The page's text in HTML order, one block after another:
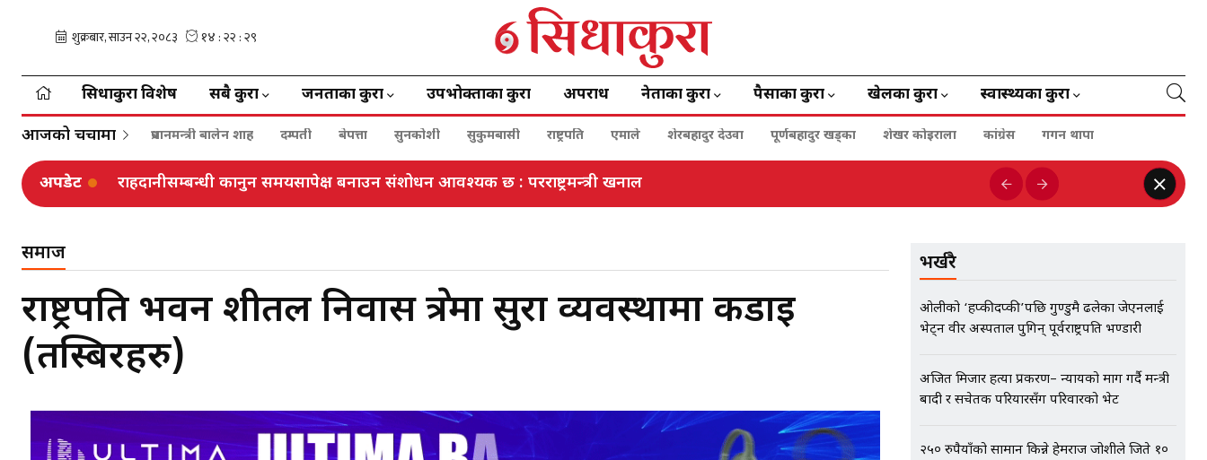
सिधाकुरा विशेष सबै कुरा जनताका कुरा उपभोक्ताका कुरा अपराध नेताका कुरा पैसाका कुरा खेलका कुरा स्वास्थ्यका कुरा
आजको चर्चामा प्रधानमन्त्री बालेन शाह दम्पती बेपत्ता सुनकोशी सुकुमबासी राष्ट्रपति एमाले शेरबहादुर देउवा पूर्णबहादुर खड्का शेखर कोइराला कांग्रेस गगन थापा
अपडेट राहदानीसम्बन्धी कानुन समयसापेक्ष बनाउन संशोधन आवश्यक छ : परराष्ट्रमन्त्री खनाल
समाज
राष्ट्रपति भवन शीतल निवास क्षेत्रमा सुरक्षा व्यवस्थामा कडाइ
(तस्बिरहरु)
भर्खरै
ओलीको ‘हप्कीदप्की’पछि गुण्डुमै ढलेका जेएनलाई
भेट्न वीर अस्पताल पुगिन् पूर्वराष्ट्रपति भण्डारी
अजित मिजार हत्या प्रकरण– न्यायको माग गर्दै मन्त्री
बादी र सचेतक परियारसँग परिवारको भेट
२५० रुपैयाँको सामान किन्ने हेमराज जोशीले जिते १०